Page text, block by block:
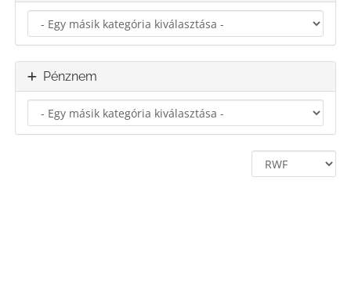
Pénznem